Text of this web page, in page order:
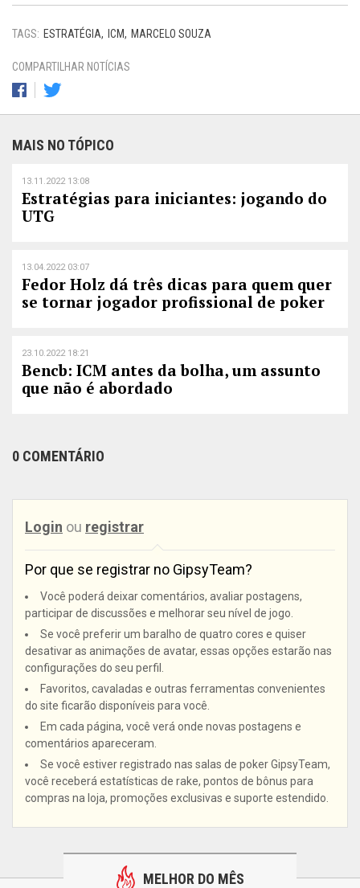
TAGS: ESTRATÉGIA ICM MARCELO SOUZA
COMPARTILHAR NOTÍCIAS
MAIS NO TÓPICO
13.11.2022 13:08
Estratégias para iniciantes: jogando do
UTG
13.04.2022 03:07
Fedor Holz dá três dicas para quem quer
se tornar jogador profissional de poker
23.10.2022 18:21
Bencb: ICM antes da bolha, um assunto
que não é abordado
0 COMENTÁRIO
Login ou registrar
Por que se registrar no GipsyTeam?
Você poderá deixar comentários, avaliar postagens,
participar de discussões e melhorar seu nível de jogo.
Se você preferir um baralho de quatro cores e quiser
desativar as animações de avatar, essas opções estarão nas
configurações do seu perfil.
Favoritos, cavaladas e outras ferramentas convenientes
do site ficarão disponíveis para você.
Em cada página, você verá onde novas postagens e
comentários apareceram.
Se você estiver registrado nas salas de poker GipsyTeam,
você receberá estatísticas de rake, pontos de bônus para
compras na loja, promoções exclusivas e suporte estendido.
MELHOR DO MÊS